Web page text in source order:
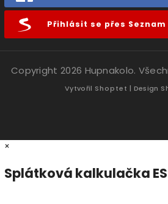
Přihlásit se přes Seznam
Copyright 2026 Hupnakolo.
Vytvořil Shoptet | Design
×
Splátková kalkulačka